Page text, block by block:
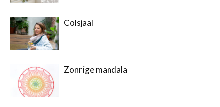
Colsjaal
Zonnige mandala